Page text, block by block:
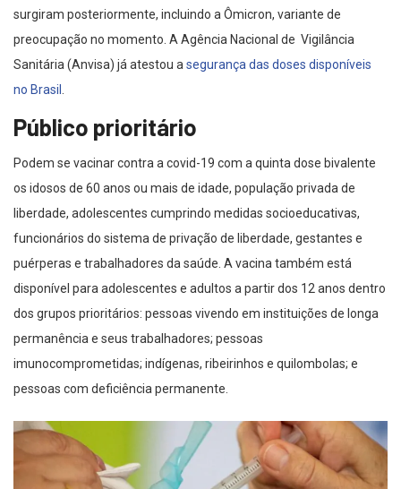
surgiram posteriormente, incluindo a Ômicron, variante de
preocupação no momento. A Agência Nacional de Vigilância
Sanitária (Anvisa) já atestou asegurança das doses disponíveis
no Brasil .
Público prioritário
Podem se vacinar contra a covid-19 com a quinta dose bivalente
os idosos de 60 anos ou mais de idade, população privada de
liberdade, adolescentes cumprindo medidas socioeducativas,
funcionários do sistema de privação de liberdade, gestantes e
puérperas e trabalhadores da saúde. A vacina também está
disponível para adolescentes e adultos a partir dos 12 anos dentro
dos grupos prioritários: pessoas vivendo em instituições de longa
permanência e seus trabalhadores; pessoas
imunocomprometidas; indígenas, ribeirinhos e quilombolas; e
pessoas com deficiência permanente.